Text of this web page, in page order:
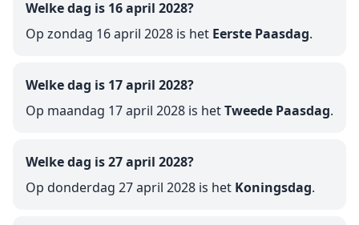
Welke dag is 16 april 2028?
Op zondag 16 april 2028 is het Eerste Paasdag.
Welke dag is 17 april 2028?
Op maandag 17 april 2028 is hetTweede Paasdag.
Welke dag is 27 april 2028?
Op donderdag 27 april 2028 is het Koningsdag.